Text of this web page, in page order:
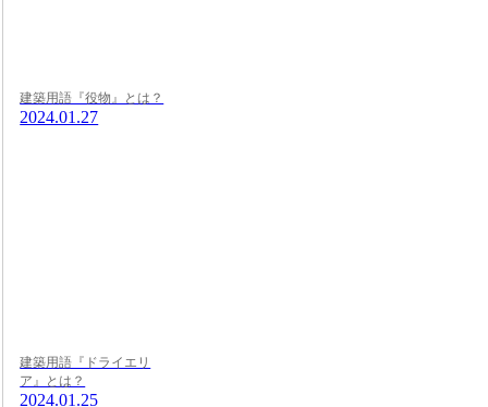
建築用語『役物』とは？
2024.01.27
建築用語『ドライエリ
ア』とは？
2024.01.25